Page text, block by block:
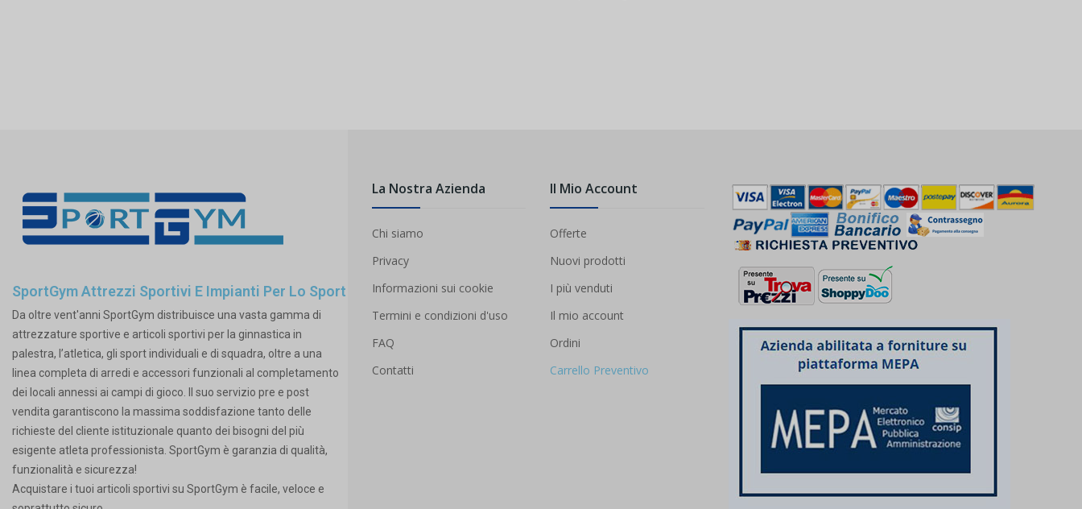
SportGym Attrezzi Sportivi E Impianti Per Lo Sport
Da oltre vent'anni SportGym distribuisce una vasta gamma di
attrezzature sportive e articoli sportivi per la ginnastica in
palestra, l’atletica, gli sport individuali e di squadra, oltre a una
linea completa di arredi e accessori funzionali al completamento
dei locali annessi ai campi di gioco. Il suo servizio pre e post
vendita garantiscono la massima soddisfazione tanto delle
richieste del cliente istituzionale quanto dei bisogni del più
esigente atleta professionista. SportGym è garanzia di qualità,
funzionalità e sicurezza!
Acquistare i tuoi articoli sportivi su SportGym è facile, veloce e
La Nostra Azienda
Chi siamo
Privacy
Informazioni sui cookie
Termini e condizioni d'uso
FAQ
Contatti
Il Mio Account
Offerte
Nuovi prodotti
I più venduti
Il mio account
Ordini
Carrello Preventivo